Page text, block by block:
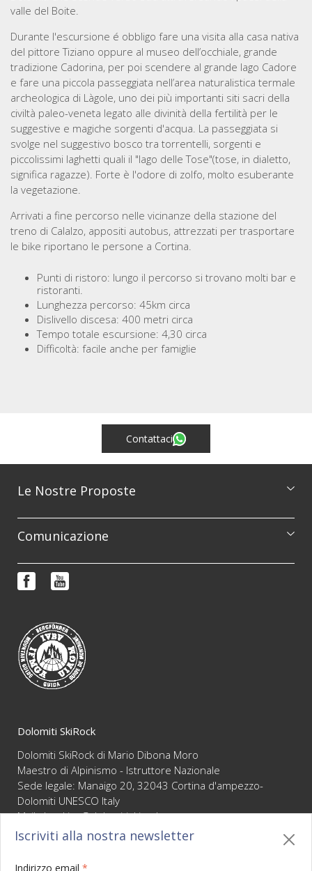
valle del Boite.
Durante l'escursione é obbligo fare una visita alla casa nativa
del pittore Tiziano oppure al museo dell’occhiale, grande
tradizione Cadorina, per poi scendere al grande lago Cadore
e fare una piccola passeggiata nell’area naturalistica termale
archeologica di Làgole, uno dei più importanti siti sacri della
civiltà paleo-veneta legato alle divinità della fertilità per le
suggestive e magiche sorgenti d'acqua. La passeggiata si
svolge nel suggestivo bosco tra torrentelli, sorgenti e
piccolissimi laghetti quali il "lago delle Tose"(tose, in dialetto,
significa ragazze). Forte è l'odore di zolfo, molto esuberante
la vegetazione.
Arrivati a fine percorso nelle vicinanze della stazione del
treno di Calalzo, appositi autobus, attrezzati per trasportare
le bike riportano le persone a Cortina.
Punti di ristoro: lungo il percorso si trovano molti bar e
ristoranti.
Lunghezza percorso: 45km circa
Dislivello discesa: 400 metri circa
Tempo totale escursione: 4,30 circa
Difficoltà: facile anche per famiglie
Contattaci
Le Nostre Proposte
Catalogo escursioni
Prenotazioni e informazioni
FAQ
Comunicazione
Reportage
Dolomiti SkiRock
Dolomiti SkiRock di Mario Dibona Moro
Maestro di Alpinismo - Istruttore Nazionale
Sede legale: Manaigo 20, 32043 Cortina d'ampezzo-
Dolomiti UNESCO Italy
Mail :booking@dolomitiskirock.com
P.IVA 01066430255
Iscriviti alla nostra newsletter
Indirizzo email *